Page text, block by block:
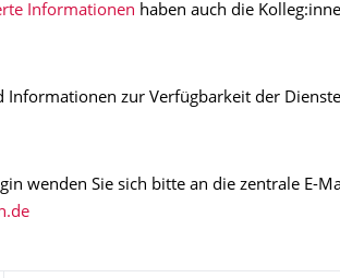
Informationen haben auch die
Informationen zur Verfügbarkeit der
wenden Sie sich bitte an die zentrale E-